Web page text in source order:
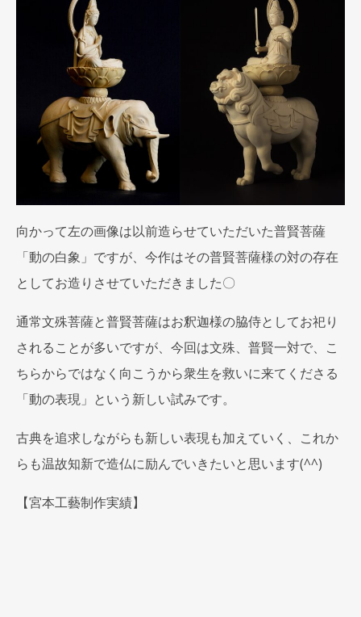
向かって左の画像は以前造らせていただいた普賢菩薩
「動の白象」ですが、今作はその普賢菩薩様の対の存在
としてお造りさせていただきました〇
通常文殊菩薩と普賢菩薩はお釈迦様の脇侍としてお祀り
されることが多いですが、今回は文殊、普賢一対で、こ
ちらからではなく向こうから衆生を救いに来てくださる
「動の表現」という新しい試みです。
古典を追求しながらも新しい表現も加えていく、これか
らも温故知新で造仏に励んでいきたいと思います(^^)
【宮本工藝制作実績】